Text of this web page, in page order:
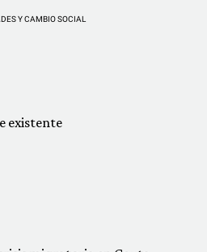
Y CAMBIO SOCIAL
existente